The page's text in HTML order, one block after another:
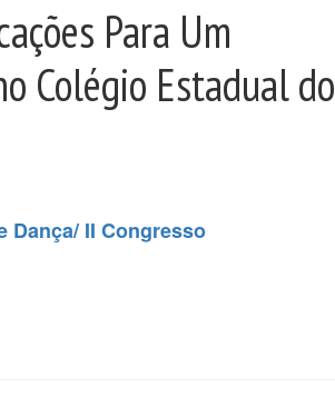
Para Um
Colégio Estadual do
Dança/ II Congresso